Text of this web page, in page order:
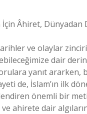
Âhiret, Dünyadan
ve olaylar
dair
yanıt
ayeti de, İslam’ın ilk
önemli bir
ahirete dair